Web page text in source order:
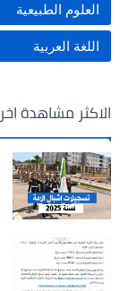
العلوم الطبيعية
اللغة العربية
الاكثر مشاهدة اخر 30 يوم